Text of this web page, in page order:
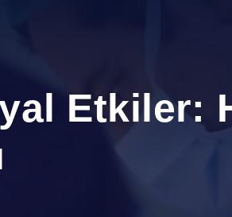
Etkiler: